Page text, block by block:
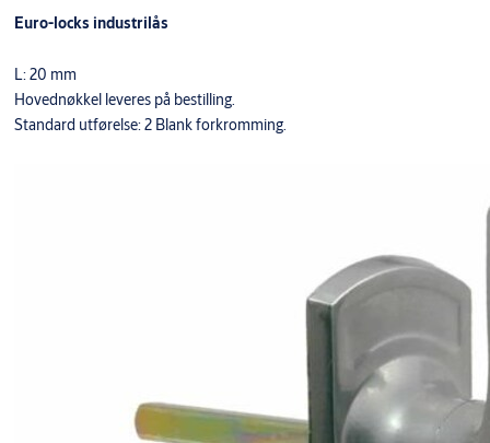
Euro-locks industrilås
L: 20 mm
Hovednøkkel leveres på bestilling.
Standard utførelse: 2 Blank forkromming.